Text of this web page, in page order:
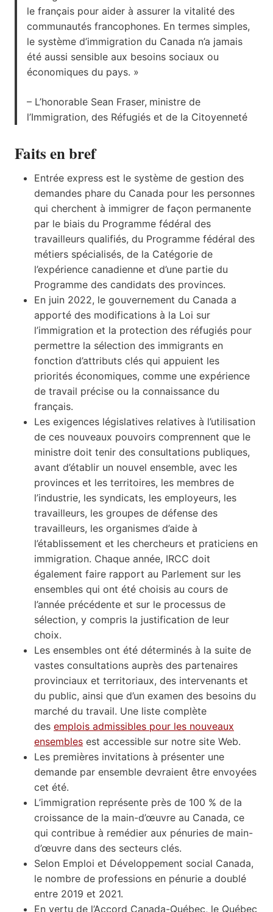
le français pour aider à assurer la vitalité des
communautés francophones. En termes simples,
le système d’immigration du Canada n’a jamais
été aussi sensible aux besoins sociaux ou
économiques du pays. »
– L’honorable Sean Fraser, ministre de
l’Immigration, des Réfugiés et de la Citoyenneté
Faits en bref
Entrée express est le système de gestion des
demandes phare du Canada pour les personnes
qui cherchent à immigrer de façon permanente
par le biais du Programme fédéral des
travailleurs qualifiés, du Programme fédéral des
métiers spécialisés, de la Catégorie de
l’expérience canadienne et d’une partie du
Programme des candidats des provinces.
En juin 2022, le gouvernement du Canada a
apporté des modifications à la Loi sur
l’immigration et la protection des réfugiés pour
permettre la sélection des immigrants en
fonction d’attributs clés qui appuient les
priorités économiques, comme une expérience
de travail précise ou la connaissance du
français.
Les exigences législatives relatives à l’utilisation
de ces nouveaux pouvoirs comprennent que le
ministre doit tenir des consultations publiques,
avant d’établir un nouvel ensemble, avec les
provinces et les territoires, les membres de
l’industrie, les syndicats, les employeurs, les
travailleurs, les groupes de défense des
travailleurs, les organismes d’aide à
l’établissement et les chercheurs et praticiens en
immigration. Chaque année, IRCC doit
également faire rapport au Parlement sur les
ensembles qui ont été choisis au cours de
l’année précédente et sur le processus de
sélection, y compris la justification de leur
choix.
Les ensembles ont été déterminés à la suite de
vastes consultations auprès des partenaires
provinciaux et territoriaux, des intervenants et
du public, ainsi que d’un examen des besoins du
marché du travail. Une liste complète
des emplois admissibles pour les nouveaux
ensembles est accessible sur notre site Web.
Les premières invitations à présenter une
demande par ensemble devraient être envoyées
cet été.
L’immigration représente près de 100 % de la
croissance de la main-d’œuvre au Canada, ce
qui contribue à remédier aux pénuries de main-
d’œuvre dans des secteurs clés.
Selon Emploi et Développement social Canada,
le nombre de professions en pénurie a doublé
entre 2019 et 2021.
En vertu de l’Accord Canada-Québec, le Québec